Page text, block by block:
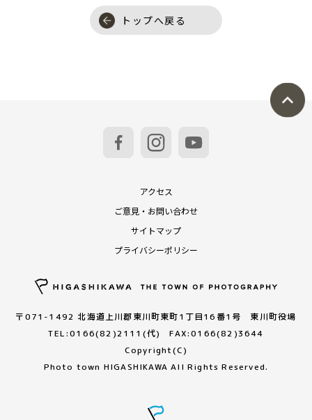
トップへ戻る
アクセス
ご意見・お問い合わせ
サイトマップ
プライバシーポリシー
〒071-1492 北海道上川郡東川町東町1丁目16番1号 東川町役場
TEL:0166(82)2111(代) FAX:0166(82)3644
Copyright(C)
Photo town HIGASHIKAWA All Rights Reserved.